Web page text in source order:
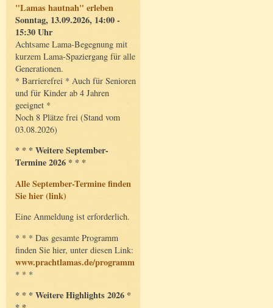
"Lamas hautnah" erleben
Sonntag, 13.09.2026, 14:00 -
15:30 Uhr
Achtsame Lama-Begegnung mit
kurzem Lama-Spaziergang für alle
Generationen.
* Barrierefrei * Auch für Senioren
und für Kinder ab 4 Jahren
geeignet *
Noch 8 Plätze frei (Stand vom
03.08.2026)
* * * Weitere September-
Termine 2026 * * *
Alle September-Termine finden
Sie hier (link)
Eine Anmeldung ist erforderlich.
* * * Das gesamte Programm
finden Sie hier, unter diesen Link:
www.prachtlamas.de/programm
* * *
* * * Weitere Highlights 2026 *